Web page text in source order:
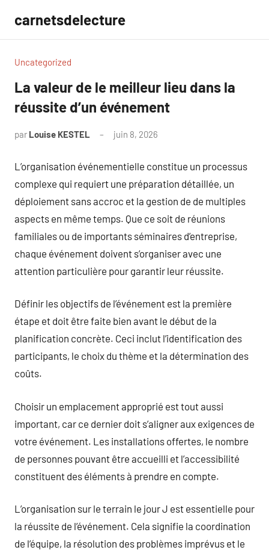
contenu
carnetsdelecture
Uncategorized
La valeur de le meilleur lieu dans la
réussite d’un événement
par Louise KESTEL juin 8, 2026
L’organisation événementielle constitue un processus
complexe qui requiert une préparation détaillée, un
déploiement sans accroc et la gestion de de multiples
aspects en même temps. Que ce soit de réunions
familiales ou de importants séminaires d’entreprise,
chaque événement doivent s’organiser avec une
attention particulière pour garantir leur réussite.
Définir les objectifs de l’événement est la première
étape et doit être faite bien avant le début de la
planification concrète. Ceci inclut l’identification des
participants, le choix du thème et la détermination des
coûts.
Choisir un emplacement approprié est tout aussi
important, car ce dernier doit s’aligner aux exigences de
votre événement. Les installations offertes, le nombre
de personnes pouvant être accueilli et l’accessibilité
constituent des éléments à prendre en compte.
L’organisation sur le terrain le jour J est essentielle pour
la réussite de l’événement. Cela signifie la coordination
de l’équipe, la résolution des problèmes imprévus et le